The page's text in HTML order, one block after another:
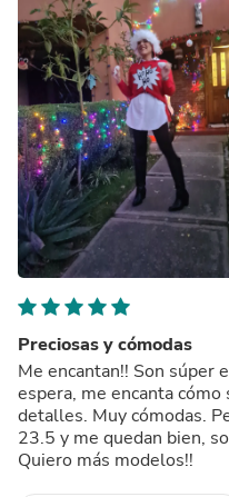
Preciosas y cómodas
Me encantan!! Son súper
espera, me encanta
detalles. Muy cómodas.
23.5 y me quedan bien,
Quiero más modelos!!